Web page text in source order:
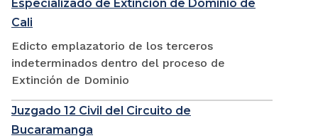
Especializado de Extinción de Dominio de
Cali
Edicto emplazatorio de los terceros
indeterminados dentro del proceso de
Extinción de Dominio
Juzgado 12 Civil del Circuito de
Bucaramanga